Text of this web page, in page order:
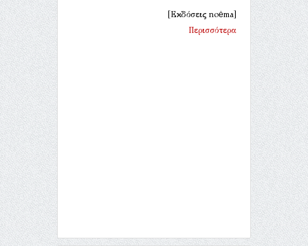
[Εκδόσεις noėma]
Περισσότερα